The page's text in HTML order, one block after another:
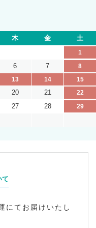
木 金 土
1
6 7
8
13 14
15
20 21
22
27 28
29
て
にてお届けいたし